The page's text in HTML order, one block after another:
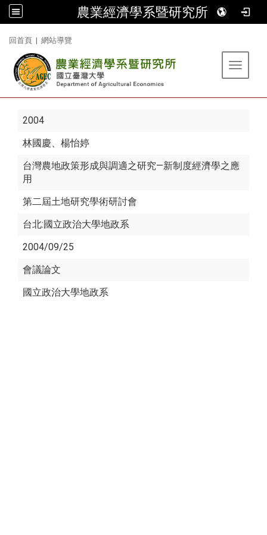
農業經濟學系暨研究所
回首頁 | 網站導覽
Toggle
2004
林國慶、楊怡婷
台灣農地政策形成與調適之研究—新制度經濟學之應
用
第二屆土地研究學術研討會
台北:國立政治大學地政系
2004/09/25
會議論文
國立政治大學地政系